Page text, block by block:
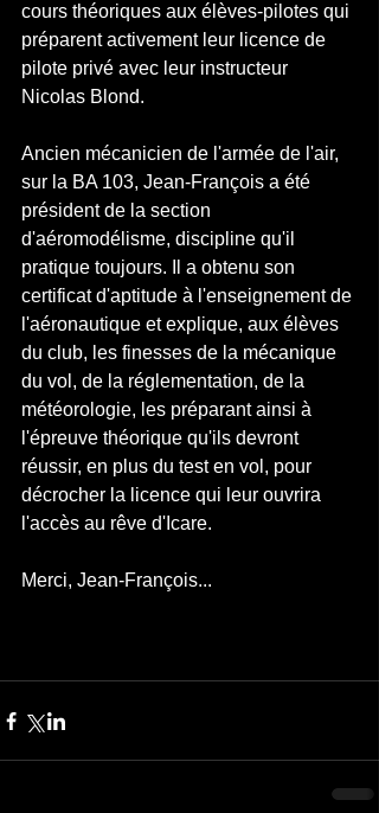
cours théoriques aux élèves-pilotes qui
préparent activement leur licence de
pilote privé avec leur instructeur
Nicolas Blond.
Ancien mécanicien de l'armée de l'air,
sur la BA 103, Jean-François a été
président de la section
d'aéromodélisme, discipline qu'il
pratique toujours. Il a obtenu son
certificat d'aptitude à l'enseignement de
l'aéronautique et explique, aux élèves
du club, les finesses de la mécanique
du vol, de la réglementation, de la
météorologie, les préparant ainsi à
l'épreuve théorique qu'ils devront
réussir, en plus du test en vol, pour
décrocher la licence qui leur ouvrira
l'accès au rêve d'Icare.
Merci, Jean-François...